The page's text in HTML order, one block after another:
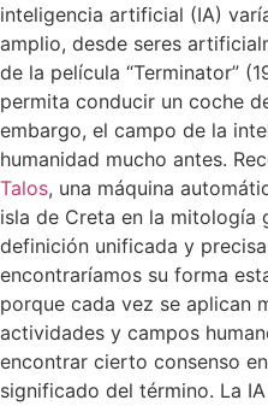
inteligencia artificial (IA)
amplio, desde seres
de la película “Terminator”
permita conducir un coche
embargo, el campo de la
humanidad mucho antes.
Talos, una máquina
isla de Creta en la mitología
definición unificada y
encontraríamos su forma
porque cada vez se aplican
actividades y campos
encontrar cierto consenso
significado del término. La